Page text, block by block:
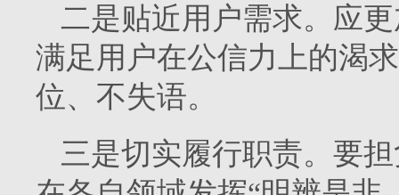
二是贴近用户需求。应
满足用户在公信力上的渴
位、不失语。
三是切实履行职责。要